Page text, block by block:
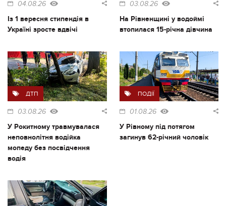
04.08.26
Із 1 вересня стипендія в
Україні зросте вдвічі
03.08.26
На Рівненщині у водоймі
втопилася 15-річна дівчина
ДТП
03.08.26
У Рокитному травмувалася
неповнолітня водійка
мопеду без посвідчення
водія
ПОДІЇ
01.08.26
У Рівному під потягом
загинув 62-річний чоловік